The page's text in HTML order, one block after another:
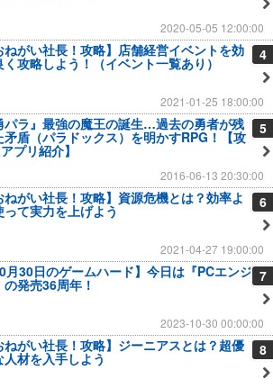
2020-05-05 12:00:00
4
ねがい社長！攻略】店舗経営イベントを効
く攻略しよう！（イベント一覧あり）
2021-01-25 18:00:00
5
パラ』最強の魔王の誕生…過去の勇者が残
矛盾（パラドックス）を明かすRPG！【攻
プリ紹介】
2016-06-13 20:30:00
6
ねがい社長！攻略】資源危機とは？効率よ
って実力を上げよう
2021-04-27 19:00:00
7
月30日のゲームハード】今日は『PCエンジ
の発売36周年！
2023-10-30 00:00:00
8
ねがい社長！攻略】ジーニアスとは？超優
人材を入手しよう